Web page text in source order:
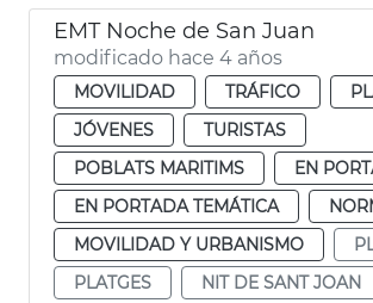
EMT Noche de San Juan
modificado hace 4 años
MOVILIDAD TRÁFICO
JÓVENES
TURISTAS
POBLATS MARITIMS
EN
EN PORTADA TEMÁTICA
MOVILIDAD Y URBANISMO
PLATGES
NIT DE SANT JOAN